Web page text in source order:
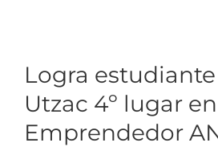
Emprendedor
2024
Logra
Utzac 4º lugar
Emprendedor